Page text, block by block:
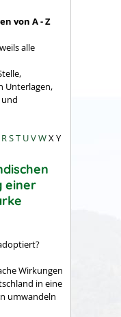
von A - Z
alle
Unterlagen,
RST UVWX Y
einer
Wirkungen
in eine
umwandeln